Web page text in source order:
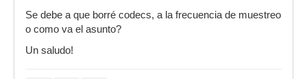
Se debe a que borré codecs, a la frecuencia de muestreo
o como va el asunto?
Un saludo!